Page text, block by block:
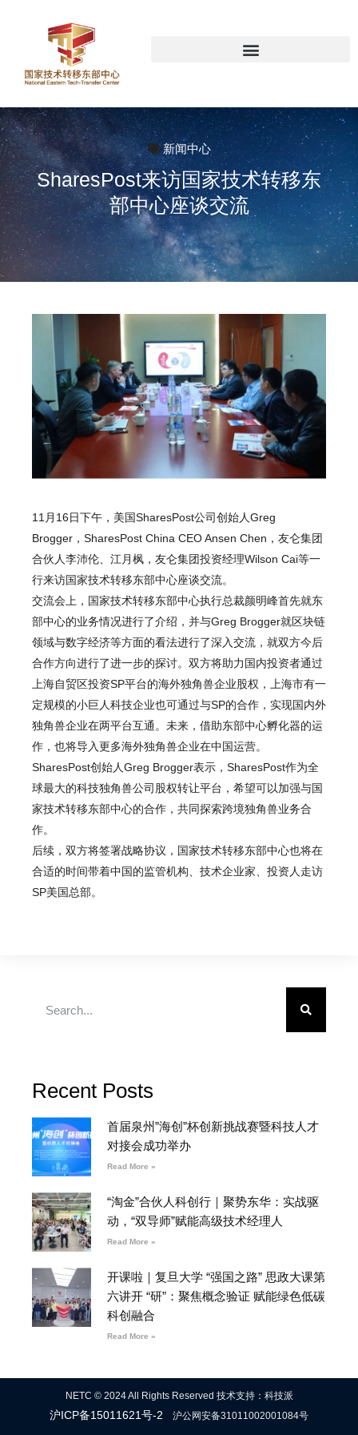
新闻中心
SharesPost来访国家技术转移东
部中心座谈交流
11月16日下午，美国SharesPost公司创始人Greg
Brogger，SharesPost China CEO Ansen Chen，友仑集团
合伙人李沛伦、江月枫，友仑集团投资经理Wilson Cai等一
行来访国家技术转移东部中心座谈交流。
交流会上，国家技术转移东部中心执行总裁颜明峰首先就东
部中心的业务情况进行了介绍，并与Greg Brogger就区块链
领域与数字经济等方面的看法进行了深入交流，就双方今后
合作方向进行了进一步的探讨。双方将助力国内投资者通过
上海自贸区投资SP平台的海外独角兽企业股权，上海市有一
定规模的小巨人科技企业也可通过与SP的合作，实现国内外
独角兽企业在两平台互通。未来，借助东部中心孵化器的运
作，也将导入更多海外独角兽企业在中国运营。
SharesPost创始人Greg Brogger表示，SharesPost作为全
球最大的科技独角兽公司股权转让平台，希望可以加强与国
家技术转移东部中心的合作，共同探索跨境独角兽业务合
作。
后续，双方将签署战略协议，国家技术转移东部中心也将在
合适的时间带着中国的监管机构、技术企业家、投资人走访
SP美国总部。
Recent Posts
首届泉州”海创”杯创新挑战赛暨科技人才
对接会成功举办
Read More »
“淘金”合伙人科创行｜聚势东华：实战驱
动，“双导师”赋能高级技术经理人
Read More »
开课啦｜复旦大学 “强国之路” 思政大课第
六讲开 “研”：聚焦概念验证 赋能绿色低碳
科创融合
Read More »
NETC © 2024 All Rights Reserved 技术支持：科技派
沪ICP备15011621号-2 沪公网安备31011002001084号